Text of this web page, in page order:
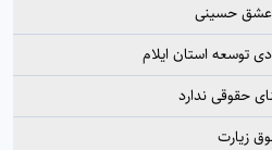
عشق حسینی
توسعه استان ایلام
حقوقی ندارد
زیارت